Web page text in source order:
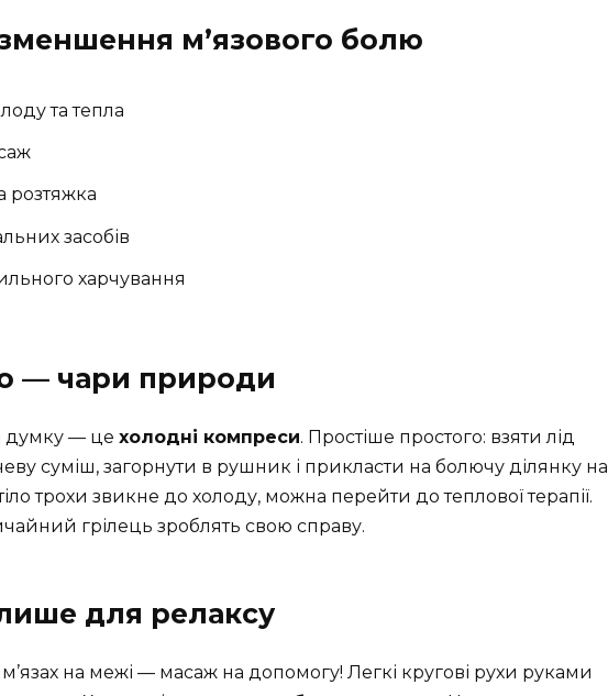
м’язового болю
та тепла
розтяжка
засобів
харчування
— чари природи
думку — це холодні компреси. Простіше простого: взяти лід
суміш, загорнути в рушник і прикласти на болючу ділянку на
трохи звикне до холоду, можна перейти до теплової терапії.
грілець зроблять свою справу.
для релаксу
на межі — масаж на допомогу! Легкі кругові рухи руками